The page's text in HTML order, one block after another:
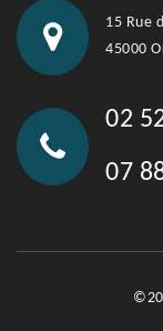
15 Rue
45000
02
07